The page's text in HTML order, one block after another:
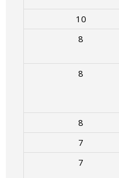
10
8
8
8
7
7